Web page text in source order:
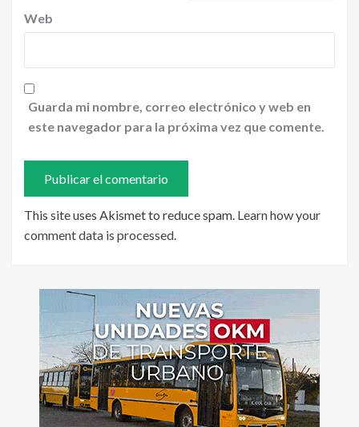
Web
Guarda mi nombre, correo electrónico y web en
este navegador para la próxima vez que comente.
This site uses Akismet to reduce spam. Learn how your
comment data is processed.